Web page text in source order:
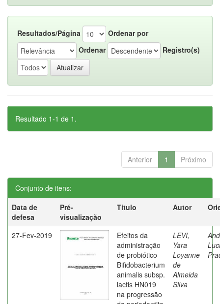
Resultados/Página
Ordenar por
Ordenar
Registro(s)
Resultado 1-1 de 1.
Anterior 1 Próximo
Conjunto de itens:
Data de
defesa
Pré-
visualização
Título Autor
27-Fev-2019
Efeitos da
administração
de probiótico
Bifidobacterium
animalis subsp.
lactis HN019
na progressão
LEVI,
Yara
Loyanne
de
Almeida
Silva